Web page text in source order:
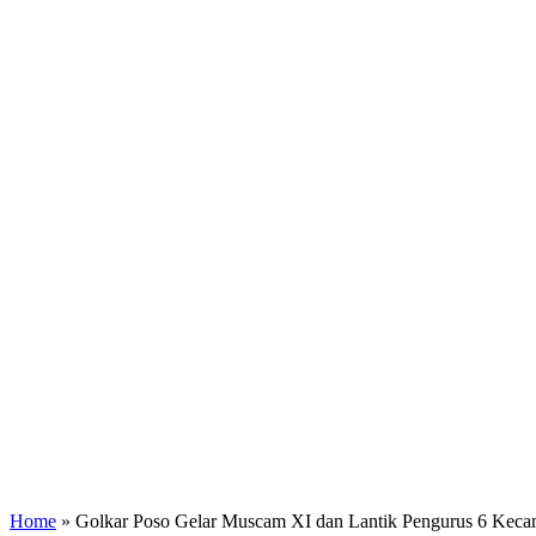
Home » Golkar Poso Gelar Muscam XI dan Lantik Pengurus 6